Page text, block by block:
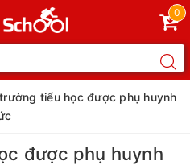
0
tiểu học được phụ huynh
được phụ huynh